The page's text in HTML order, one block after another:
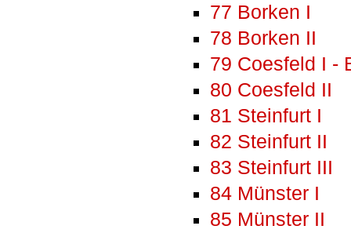
77 Borken I
78 Borken II
79 Coesfeld I -
80 Coesfeld II
81 Steinfurt I
82 Steinfurt II
83 Steinfurt III
84 Münster I
85 Münster II